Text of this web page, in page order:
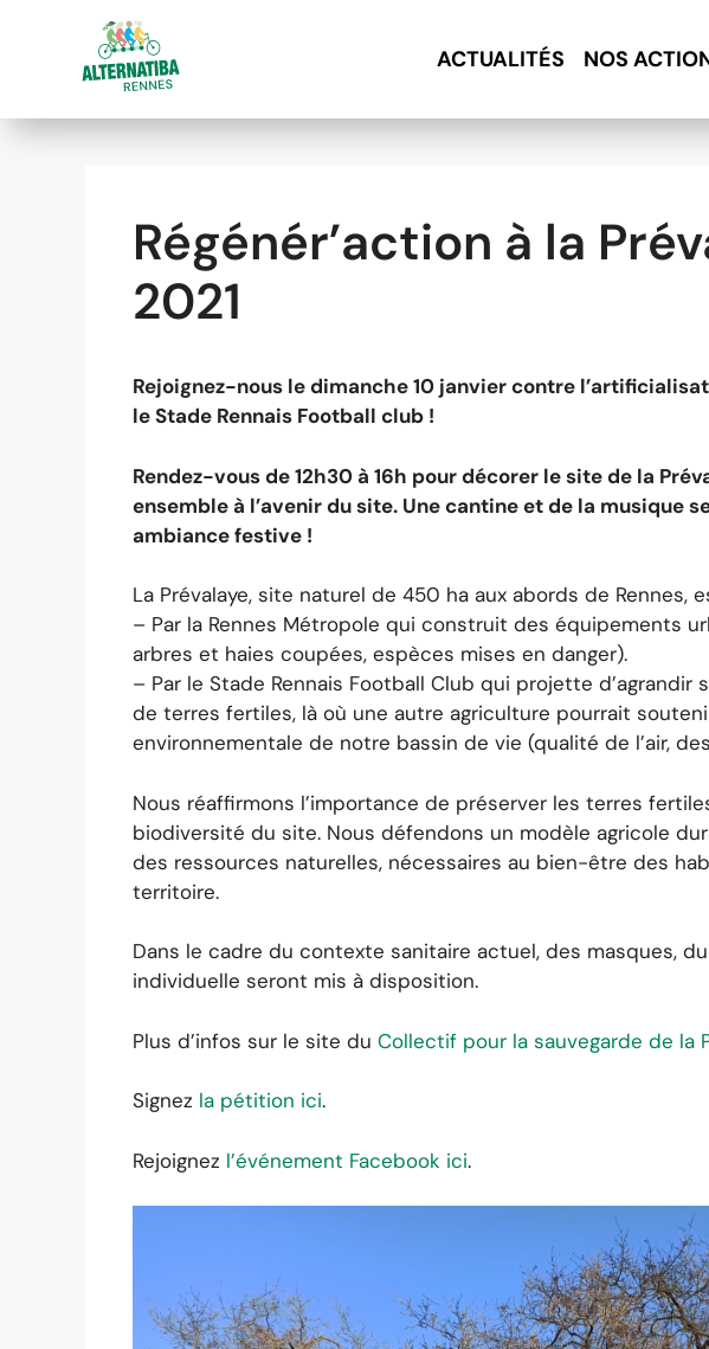
ACTUALITÉS NOS
Régénér’action à la
2021
Rejoignez-nous le dimanche 10 janvier contre
le Stade Rennais Football club !
Rendez-vous de 12h30 à 16h pour décorer le site de la
ensemble à l’avenir du site. Une cantine et de la musique
ambiance festive !
La Prévalaye, site naturel de 450 ha aux abords de Rennes,
– Par la Rennes Métropole qui construit des équipements
arbres et haies coupées, espèces mises en danger).
– Par le Stade Rennais Football Club qui projette
de terres fertiles, là où une autre agriculture pourrait
environnementale de notre bassin de vie (qualité de l’air,
Nous réaffirmons l’importance de préserver les terres
biodiversité du site. Nous défendons un modèle agricole
des ressources naturelles, nécessaires au bien-être des
territoire.
Dans le cadre du contexte sanitaire actuel, des masques,
individuelle seront mis à disposition.
Plus d’infos sur le site du Collectif pour la sauvegarde de la
Signez la pétition ici.
Rejoignez l’événement Facebook ici.